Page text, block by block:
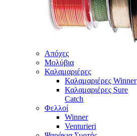
Απόχες
Μολύβια
Καλαμαριέρες
Καλαμαριέρες Winner
Καλαμαριέρες Sure
Catch
Φελλοί
Winner
Venturieri